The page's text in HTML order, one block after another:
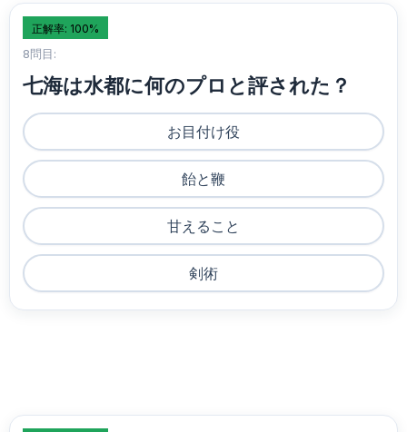
正解率: 100%
8問目:
七海は水都に何のプロと評された？
お目付け役
飴と鞭
甘えること
剣術